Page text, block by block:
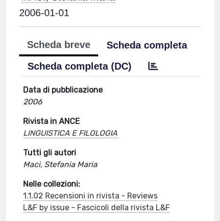
2006-01-01
Scheda breve
Scheda completa
Scheda completa (DC)
Data di pubblicazione
2006
Rivista in ANCE
LINGUISTICA E FILOLOGIA
Tutti gli autori
Maci, Stefania Maria
Nelle collezioni:
1.1.02 Recensioni in rivista - Reviews
L&F by issue - Fascicoli della rivista L&F